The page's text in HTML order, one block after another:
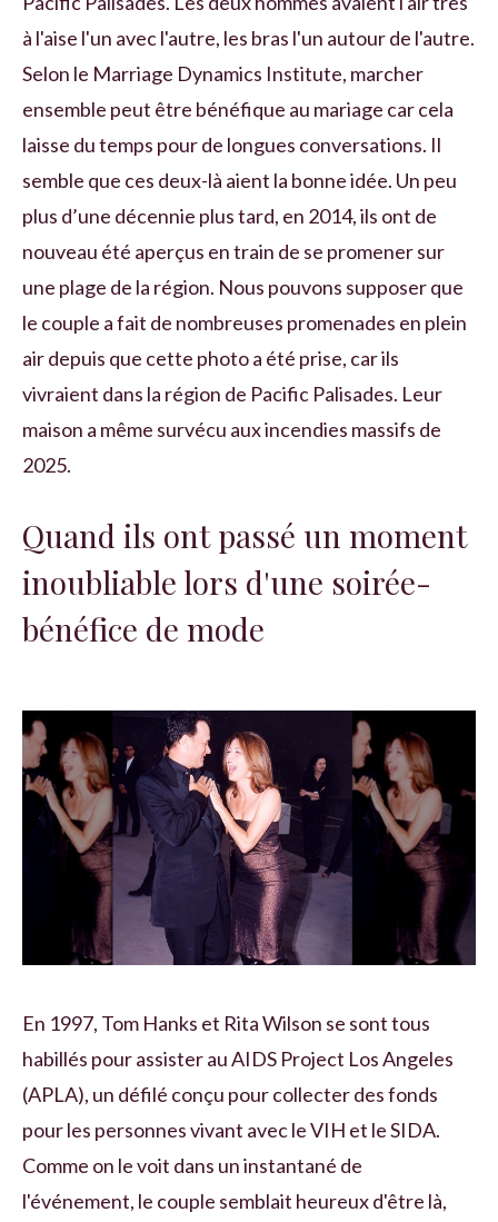
à l'aise l'un avec l'autre, les bras l'un autour de l'autre.
Selon le Marriage Dynamics Institute, marcher
ensemble peut être bénéfique au mariage car cela
laisse du temps pour de longues conversations. Il
semble que ces deux-là aient la bonne idée. Un peu
plus d’une décennie plus tard, en 2014, ils ont de
nouveau été aperçus en train de se promener sur
une plage de la région. Nous pouvons supposer que
le couple a fait de nombreuses promenades en plein
air depuis que cette photo a été prise, car ils
vivraient dans la région de Pacific Palisades. Leur
maison a même survécu aux incendies massifs de
2025.
Quand ils ont passé un moment
inoubliable lors d'une soirée-
bénéfice de mode
En 1997, Tom Hanks et Rita Wilson se sont tous
habillés pour assister au AIDS Project Los Angeles
(APLA), un défilé conçu pour collecter des fonds
pour les personnes vivant avec le VIH et le SIDA.
Comme on le voit dans un instantané de
l'événement, le couple semblait heureux d'être là,